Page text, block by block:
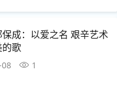
成：以爱之名 艰辛艺术
歌
1